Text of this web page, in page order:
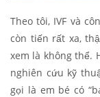
Theo tôi, IVF và
còn tiến rất xa,
xem là không thể.
nghiên cứu kỹ
gọi là em bé có